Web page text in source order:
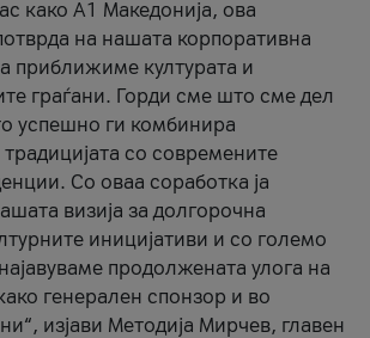
како A1 Македонија, ова
на нашата корпоративна
приближиме културата и
граѓани. Горди сме што сме дел
успешно ги комбинира
со современите
Со оваа соработка ја
визија за долгорочна
иницијативи и со големо
продолжената улога на
генерален спонзор и во
изјави Методија Мирчев, главен